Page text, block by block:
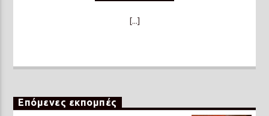
[...]
Επόμενες εκπομπές